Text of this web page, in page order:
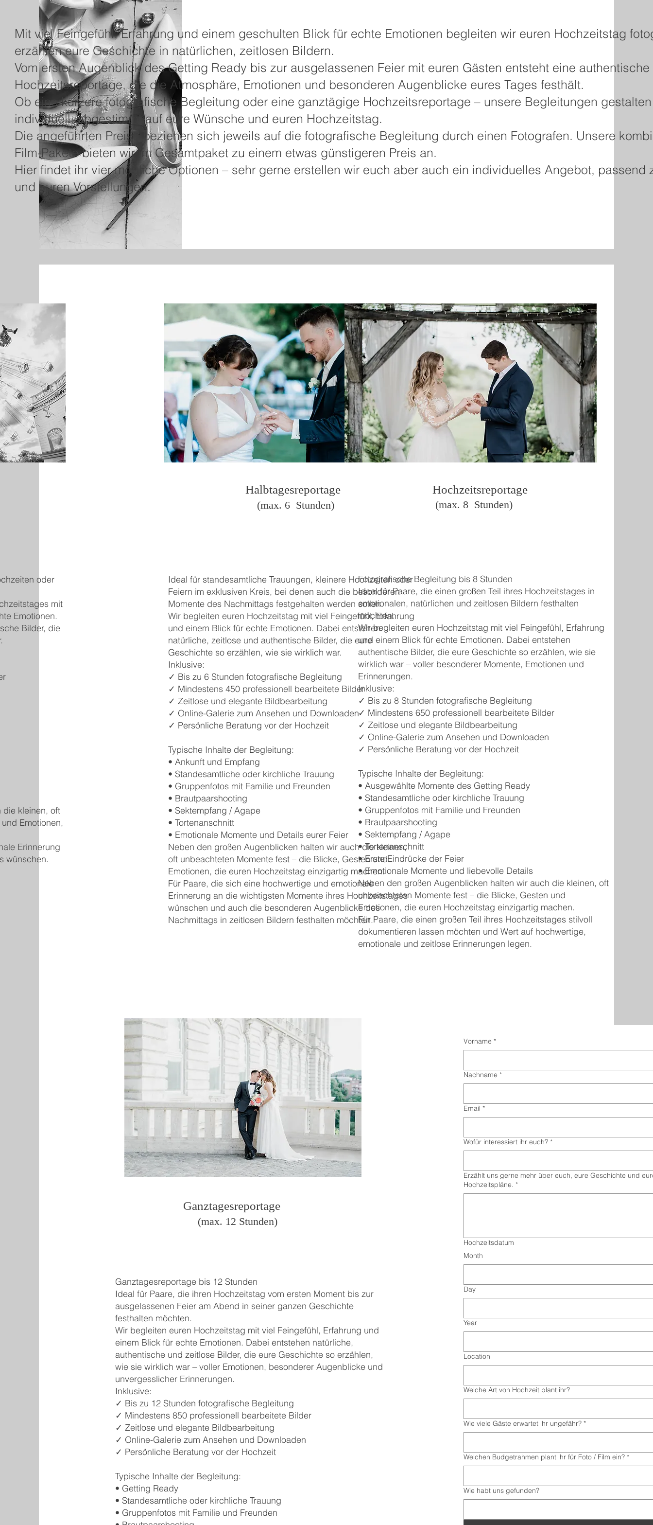
Mit viel Feingefühl, Erfahrung und einem geschulten Blick für echte Emotionen begleiten wir euren Hochzeitstag
erzählen eure Geschichte in natürlichen, zeitlosen Bildern.
Vom ersten Augenblick des Getting Ready bis zur ausgelassenen Feier mit euren Gästen entsteht eine authentische
Hochzeitsreportage, die die Atmosphäre, Emotionen und besonderen Augenblicke eures Tages festhält.
Ob eine kürzere fotografische Begleitung oder eine ganztägige Hochzeitsreportage – unsere Begleitungen
individuell, abgestimmt auf eure Wünsche und euren Hochzeitstag.
Die angeführten Preise beziehen sich jeweils auf die fotografische Begleitung durch einen Fotografen. Unsere
Film-Pakete bieten wir im Gesamtpaket zu einem etwas günstigeren Preis an.
Hier findet ihr vier mögliche Optionen – sehr gerne erstellen wir euch aber auch ein individuelles Angebot, passend
und euren Vorstellungen.
oder
mit
Emotionen.
Bilder, die
kleinen, oft
Emotionen,
Erinnerung
wünschen.
Halbtagesreportage
(max. 6 Stunden)
Ideal für standesamtliche Trauungen, kleinere Hochzeiten oder
Feiern im exklusiven Kreis, bei denen auch die besonderen
Momente des Nachmittags festgehalten werden sollen.
Wir begleiten euren Hochzeitstag mit viel Feingefühl, Erfahrung
und einem Blick für echte Emotionen. Dabei entstehen
natürliche, zeitlose und authentische Bilder, die eure
Geschichte so erzählen, wie sie wirklich war.
Inklusive:
✓ Bis zu 6 Stunden fotografische Begleitung
✓ Mindestens 450 professionell bearbeitete Bilder
✓ Zeitlose und elegante Bildbearbeitung
✓ Online-Galerie zum Ansehen und Downloaden
✓ Persönliche Beratung vor der Hochzeit
Typische Inhalte der Begleitung:
• Ankunft und Empfang
• Standesamtliche oder kirchliche Trauung
• Gruppenfotos mit Familie und Freunden
• Brautpaarshooting
• Sektempfang / Agape
• Tortenanschnitt
• Emotionale Momente und Details eurer Feier
Neben den großen Augenblicken halten wir auch die kleinen,
oft unbeachteten Momente fest – die Blicke, Gesten und
Emotionen, die euren Hochzeitstag einzigartig machen.
Für Paare, die sich eine hochwertige und emotionale
Erinnerung an die wichtigsten Momente ihres Hochzeitstages
wünschen und auch die besonderen Augenblicke des
Nachmittags in zeitlosen Bildern festhalten möchten.
Hochzeitsreportage
(max. 8 Stunden)
Fotografische Begleitung bis 8 Stunden
Ideal für Paare, die einen großen Teil ihres Hochzeitstages in
emotionalen, natürlichen und zeitlosen Bildern festhalten
möchten.
Wir begleiten euren Hochzeitstag mit viel Feingefühl, Erfahrung
und einem Blick für echte Emotionen. Dabei entstehen
authentische Bilder, die eure Geschichte so erzählen, wie sie
wirklich war – voller besonderer Momente, Emotionen und
Erinnerungen.
Inklusive:
✓ Bis zu 8 Stunden fotografische Begleitung
✓ Mindestens 650 professionell bearbeitete Bilder
✓ Zeitlose und elegante Bildbearbeitung
✓ Online-Galerie zum Ansehen und Downloaden
✓ Persönliche Beratung vor der Hochzeit
Typische Inhalte der Begleitung:
• Ausgewählte Momente des Getting Ready
• Standesamtliche oder kirchliche Trauung
• Gruppenfotos mit Familie und Freunden
• Brautpaarshooting
• Sektempfang / Agape
• Tortenanschnitt
• Erste Eindrücke der Feier
• Emotionale Momente und liebevolle Details
Neben den großen Augenblicken halten wir auch die kleinen, oft
unbeachteten Momente fest – die Blicke, Gesten und
Emotionen, die euren Hochzeitstag einzigartig machen.
Für Paare, die einen großen Teil ihres Hochzeitstages stilvoll
dokumentieren lassen möchten und Wert auf hochwertige,
emotionale und zeitlose Erinnerungen legen.
Ganztagesreportage
(max. 12 Stunden)
Ganztagesreportage bis 12 Stunden
Ideal für Paare, die ihren Hochzeitstag vom ersten Moment bis zur
ausgelassenen Feier am Abend in seiner ganzen Geschichte
festhalten möchten.
Wir begleiten euren Hochzeitstag mit viel Feingefühl, Erfahrung und
einem Blick für echte Emotionen. Dabei entstehen natürliche,
authentische und zeitlose Bilder, die eure Geschichte so erzählen,
wie sie wirklich war – voller Emotionen, besonderer Augenblicke und
unvergesslicher Erinnerungen.
Inklusive:
✓ Bis zu 12 Stunden fotografische Begleitung
✓ Mindestens 850 professionell bearbeitete Bilder
✓ Zeitlose und elegante Bildbearbeitung
✓ Online-Galerie zum Ansehen und Downloaden
✓ Persönliche Beratung vor der Hochzeit
Typische Inhalte der Begleitung:
• Getting Ready
• Standesamtliche oder kirchliche Trauung
• Gruppenfotos mit Familie und Freunden
Vorname *
Nachname *
Email *
Wofür interessiert ihr euch? *
Erzählt uns gerne mehr über euch, eure Geschichte und
Hochzeitspläne. *
Hochzeitsdatum
Month
Day
Year
Location
Welche Art von Hochzeit plant ihr?
Wie viele Gäste erwartet ihr ungefähr? *
Welchen Budgetrahmen plant ihr für Foto / Film ein? *
Wie habt uns gefunden?